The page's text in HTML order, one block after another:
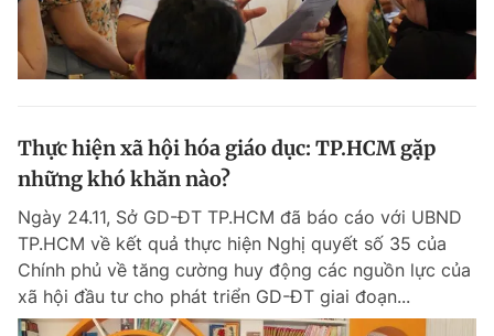
Thực hiện xã hội hóa giáo dục: TP.HCM gặp
những khó khăn nào?
Ngày 24.11, Sở GD-ĐT TP.HCM đã báo cáo với UBND
TP.HCM về kết quả thực hiện Nghị quyết số 35 của
Chính phủ về tăng cường huy động các nguồn lực của
xã hội đầu tư cho phát triển GD-ĐT giai đoạn...